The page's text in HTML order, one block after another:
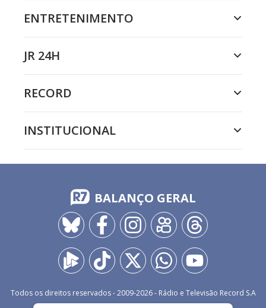
ENTRETENIMENTO
JR 24H
RECORD
INSTITUCIONAL
BALANÇO GERAL
Todos os direitos reservados - 2009-2026- Rádio e Televisão Record S.A